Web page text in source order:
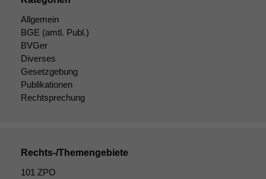
Allgemein
BGE (amtl. Publ.)
BVGer
Diverses
Gesetzgebung
Publikationen
Rechtsprechung
Rechts-/Themengebiete
101 ZPO